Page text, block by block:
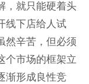
，就只能硬着头
线下店给人试
然辛苦，但必须
个市场的框架立
渐形成良性竞